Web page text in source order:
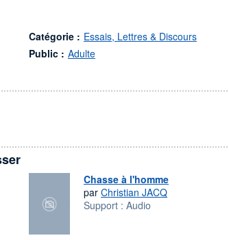
Catégorie : Essais, Lettres & Discours
Public : Adulte
Chasse à l'homme
par Christian JACQ
Support : Audio